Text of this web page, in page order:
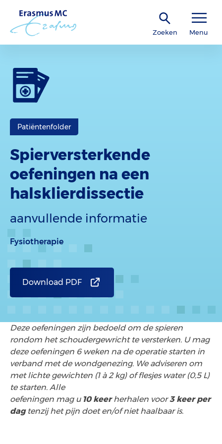
Zoeken Menu
Patiëntenfolder
Spierversterkende
oefeningen na een
halsklierdissectie
aanvullende informatie
Fysiotherapie
Download PDF
Deze oefeningen zijn bedoeld om de spieren
rondom het schoudergewricht te versterken. U mag
deze oefeningen 6 weken na de operatie starten in
verband met de wondgenezing. We adviseren om
met lichte gewichten (1 à 2 kg) of flesjes water (0,5 L)
te starten. Alle
oefeningen mag u 10 keerherhalen voor3 keer per
dagtenzij het pijn doet en/of niet haalbaar is.